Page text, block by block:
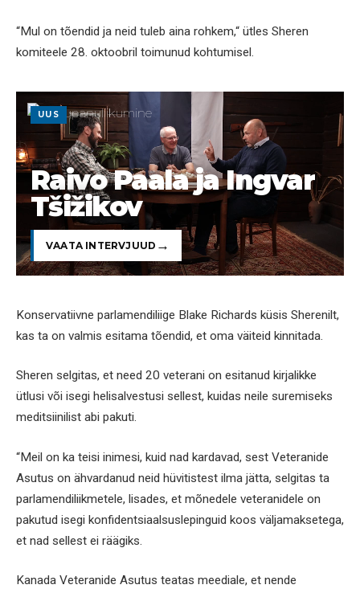
“Mul on tõendid ja neid tuleb aina rohkem,“ ütles Sheren
komiteele 28. oktoobril toimunud kohtumisel.
UUS
Raivo Paala ja Ingvar
Tšižikov
VAATA INTERVJUUD
Konservatiivne parlamendiliige Blake Richards küsis Sherenilt,
kas ta on valmis esitama tõendid, et oma väiteid kinnitada.
Sheren selgitas, et need 20 veterani on esitanud kirjalikke
ütlusi või isegi helisalvestusi sellest, kuidas neile suremiseks
meditsiinilist abi pakuti.
“Meil on ka teisi inimesi, kuid nad kardavad, sest Veteranide
Asutus on ähvardanud neid hüvitistest ilma jätta, selgitas ta
parlamendiliikmetele, lisades, et mõnedele veteranidele on
pakutud isegi konfidentsiaalsuslepinguid koos väljamaksetega,
et nad sellest ei räägiks.
Kanada Veteranide Asutus teatas meediale, et nende